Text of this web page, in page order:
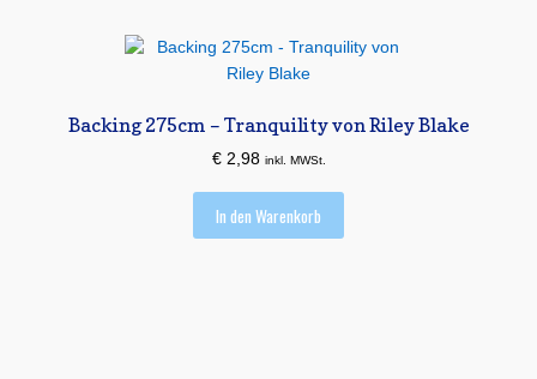
Backing 275cm – Tranquility von Riley Blake
€2,98 inkl. MWSt.
In den Warenkorb